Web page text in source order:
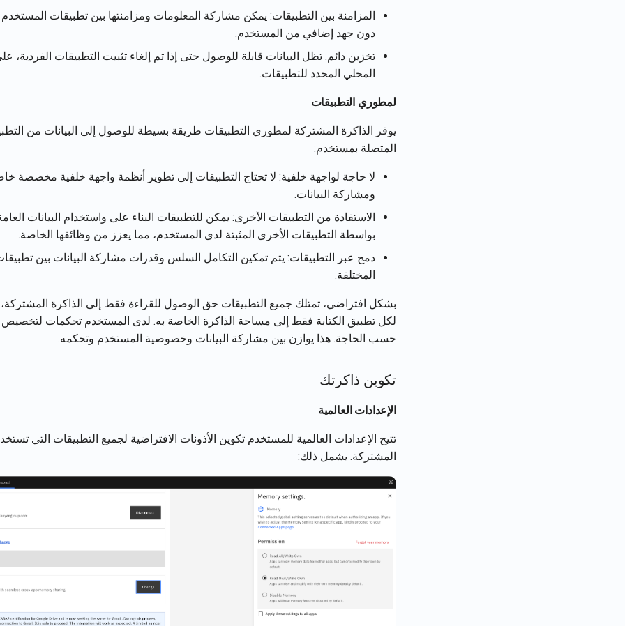
المزامنة بين التطبيقات: يمكن مشاركة المعلومات ومزامنتها بين تطبيقات
دون جهد إضافي من المستخدم.
تخزين دائم: تظل البيانات قابلة للوصول حتى إذا تم إلغاء تثبيت التطبيقات
المحلي المحدد للتطبيقات.
لمطوري التطبيقات
يوفر الذاكرة المشتركة لمطوري التطبيقات طريقة بسيطة للوصول إلى البيانات من
المتصلة بمستخدم:
لا حاجة لواجهة خلفية: لا تحتاج التطبيقات إلى تطوير أنظمة واجهة خلفية مخصصة
ومشاركة البيانات.
الاستفادة من التطبيقات الأخرى: يمكن للتطبيقات البناء على واستخدام البيانات
بواسطة التطبيقات الأخرى المثبتة لدى المستخدم، مما يعزز من وظائفها الخاصة.
دمج عبر التطبيقات: يتم تمكين التكامل السلس وقدرات مشاركة البيانات بين
المختلفة.
بشكل افتراضي، تمتلك جميع التطبيقات حق الوصول للقراءة فقط إلى الذاكرة
لكل تطبيق الكتابة فقط إلى مساحة الذاكرة الخاصة به. لدى المستخدم تحكمات
حسب الحاجة. هذا يوازن بين مشاركة البيانات وخصوصية المستخدم وتحكمه.
تكوين ذاكرتك
الإعدادات العالمية
تتيح الإعدادات العالمية للمستخدم تكوين الأذونات الافتراضية لجميع التطبيقات التي
المشتركة. يشمل ذلك: